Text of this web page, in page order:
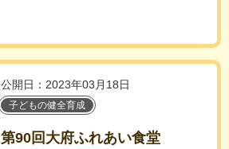
公開日：2023年03月18日
子どもの健全育成
第90回大府ふれあい食堂